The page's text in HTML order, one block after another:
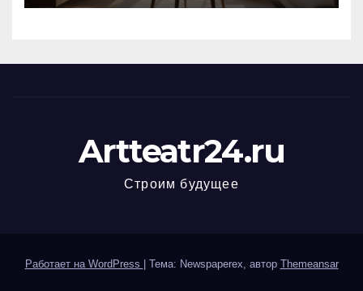
Artteatr24.ru
Строим будущее
Работает на WordPress Тема: Newspaperex, автор Themeansar